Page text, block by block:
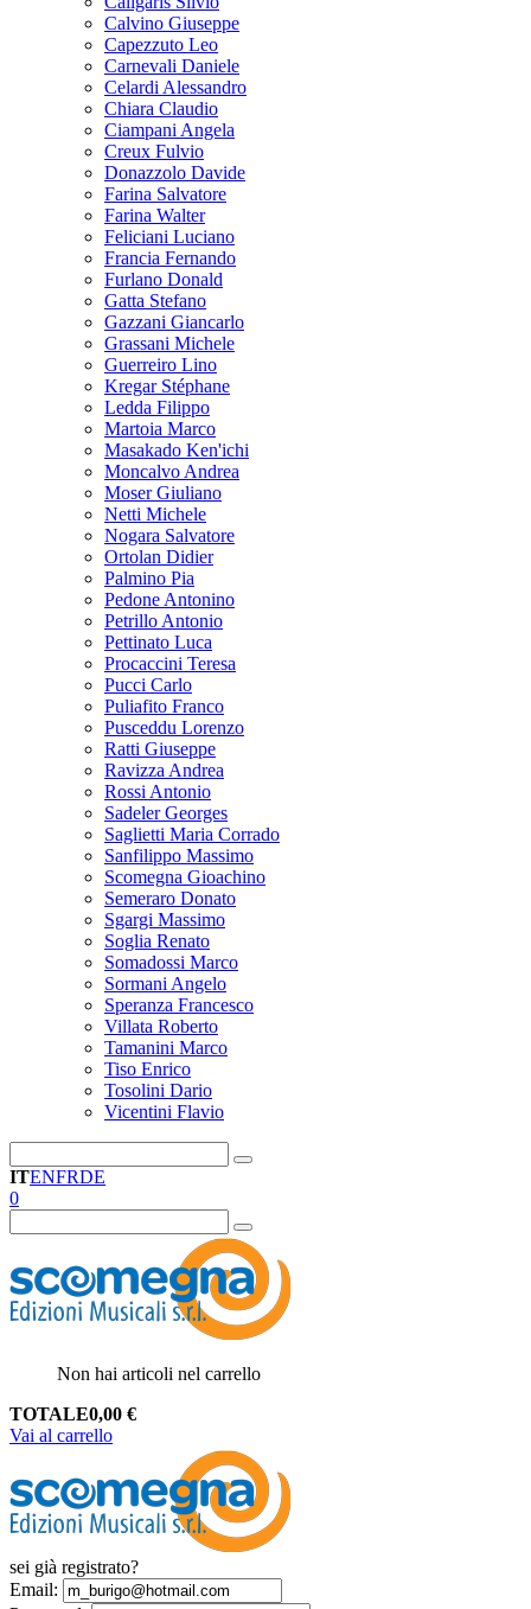
Calvino Giuseppe
Capezzuto Leo
Carnevali Daniele
Celardi Alessandro
Chiara Claudio
Ciampani Angela
Creux Fulvio
Donazzolo Davide
Farina Salvatore
Farina Walter
Feliciani Luciano
Francia Fernando
Furlano Donald
Gatta Stefano
Gazzani Giancarlo
Grassani Michele
Guerreiro Lino
Kregar Stéphane
Ledda Filippo
Martoia Marco
Masakado Ken'ichi
Moncalvo Andrea
Moser Giuliano
Netti Michele
Nogara Salvatore
Ortolan Didier
Palmino Pia
Pedone Antonino
Petrillo Antonio
Pettinato Luca
Procaccini Teresa
Pucci Carlo
Puliafito Franco
Pusceddu Lorenzo
Ratti Giuseppe
Ravizza Andrea
Rossi Antonio
Sadeler Georges
Saglietti Maria Corrado
Sanfilippo Massimo
Scomegna Gioachino
Semeraro Donato
Sgargi Massimo
Soglia Renato
Somadossi Marco
Sormani Angelo
Speranza Francesco
Villata Roberto
Tamanini Marco
Tiso Enrico
Tosolini Dario
Vicentini Flavio
ITENFRDE
0
Non hai articoli nel carrello
TOTALE0,00 €
Vai al carrello
sei già registrato?
Email: